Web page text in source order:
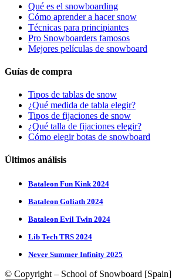
Qué es el snowboarding
Cómo aprender a hacer snow
Técnicas para principiantes
Pro Snowboarders famosos
Mejores películas de snowboard
Guías de compra
Tipos de tablas de snow
¿Qué medida de tabla elegir?
Tipos de fijaciones de snow
¿Qué talla de fijaciones elegir?
Cómo elegir botas de snowboard
Últimos análisis
Bataleon Fun Kink 2024
Bataleon Goliath 2024
Bataleon Evil Twin 2024
Lib Tech TRS 2024
Never Summer Infinity 2025
© Copyright – School of Snowboard [Spain]